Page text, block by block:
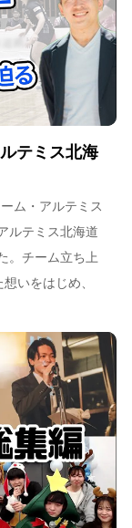
テミス北海
ム・アルテミス
ルテミス北海道
。チーム立ち上
いをはじめ、
ます。